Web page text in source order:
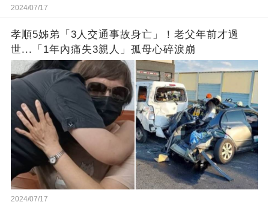
2024/07/17
孝順5姊弟「3人交通事故身亡」！老父年前才過
世...「1年內痛失3親人」孤母心碎淚崩
2024/07/17